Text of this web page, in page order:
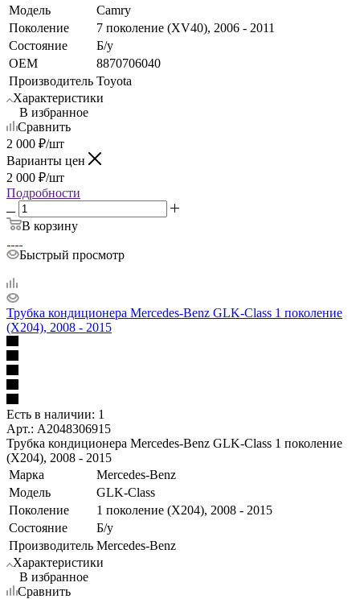
Модель
Camry
Поколение
7 поколение (XV40), 2006 - 2011
Состояние
Б/у
OEM
8870706040
Производитель Toyota
Характеристики
В избранное
Сравнить
2 000 ₽/шт
Варианты цен
2 000 ₽/шт
Подробности
В корзину
Быстрый просмотр
Трубка кондиционера Mercedes-Benz GLK-Class 1 поколение
(X204), 2008 - 2015
Есть в наличии: 1
Арт.: A2048306915
Трубка кондиционера Mercedes-Benz GLK-Class 1 поколение
(X204), 2008 - 2015
Марка
Mercedes-Benz
Модель
GLK-Class
Поколение
1 поколение (X204), 2008 - 2015
Состояние
Б/у
Производитель Mercedes-Benz
Характеристики
В избранное
Сравнить